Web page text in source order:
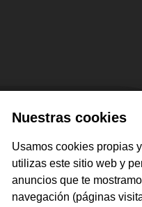
Nuestras cookies
Usamos cookies propias
utilizas este sitio web y
anuncios que te
navegación (páginas